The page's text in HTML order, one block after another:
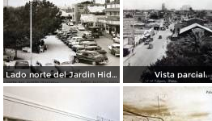
Lado norte del Jardin Hidalgo ( Circulada el 17 deSeptiembre de 1957 ). Vista parcial.